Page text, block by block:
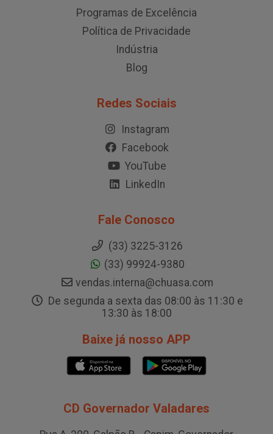
Programas de Excelência
Política de Privacidade
Indústria
Blog
Redes Sociais
Instagram
Facebook
YouTube
LinkedIn
Fale Conosco
(33) 3225-3126
(33) 99924-9380
vendas.interna@chuasa.com
De segunda a sexta das 08:00 às 11:30 e
13:30 às 18:00
Baixe já nosso APP
CD Governador Valadares